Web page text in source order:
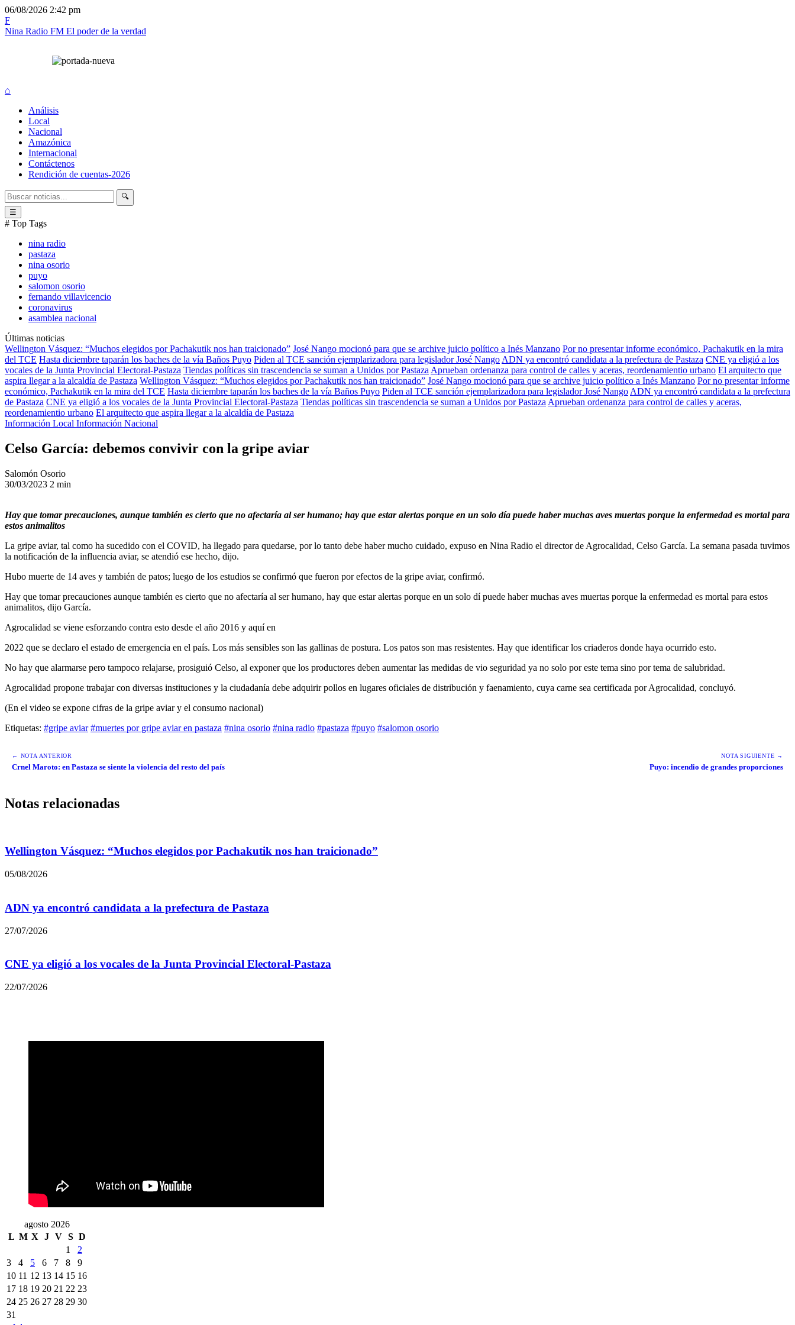
06/08/2026 2:42 pm
F
Nina Radio FM El poder de la verdad
⌂
Análisis
Local
Nacional
Amazónica
Internacional
Contáctenos
Rendición de cuentas-2026
🔍
☰
# Top Tags
nina radio
pastaza
nina osorio
puyo
salomon osorio
fernando villavicencio
coronavirus
asamblea nacional
Últimas noticias
Wellington Vásquez: “Muchos elegidos por Pachakutik nos han traicionado” José Nango mocionó para que se archive juicio político a Inés Manzano Por no presentar informe económico, Pachakutik en la mira
del TCE Hasta diciembre taparán los baches de la vía Baños Puyo Piden al TCE sanción ejemplarizadora para legislador José Nango ADN ya encontró candidata a la prefectura de Pastaza CNE ya eligió a los
vocales de la Junta Provincial Electoral-Pastaza Tiendas políticas sin trascendencia se suman a Unidos por Pastaza Aprueban ordenanza para control de calles y aceras, reordenamientio urbano El arquitecto que
aspira llegar a la alcaldía de Pastaza Wellington Vásquez: “Muchos elegidos por Pachakutik nos han traicionado” José Nango mocionó para que se archive juicio político a Inés Manzano Por no presentar informe
económico, Pachakutik en la mira del TCE Hasta diciembre taparán los baches de la vía Baños Puyo Piden al TCE sanción ejemplarizadora para legislador José Nango ADN ya encontró candidata a la prefectura
de Pastaza CNE ya eligió a los vocales de la Junta Provincial Electoral-Pastaza Tiendas políticas sin trascendencia se suman a Unidos por Pastaza Aprueban ordenanza para control de calles y aceras,
reordenamientio urbano El arquitecto que aspira llegar a la alcaldía de Pastaza
Información Local Información Nacional
Celso García: debemos convivir con la gripe aviar
Salomón Osorio
30/03/2023 2 min
Hay que tomar precauciones, aunque también es cierto que no afectaría al ser humano; hay que estar alertas porque en un solo día puede haber muchas aves muertas porque la enfermedad es mortal para
estos animalitos
La gripe aviar, tal como ha sucedido con el COVID, ha llegado para quedarse, por lo tanto debe haber mucho cuidado, expuso en Nina Radio el director de Agrocalidad, Celso García. La semana pasada tuvimos
la notificación de la influencia aviar, se atendió ese hecho, dijo.
Hubo muerte de 14 aves y también de patos; luego de los estudios se confirmó que fueron por efectos de la gripe aviar, confirmó.
Hay que tomar precauciones aunque también es cierto que no afectaría al ser humano, hay que estar alertas porque en un solo dí puede haber muchas aves muertas porque la enfermedad es mortal para estos
animalitos, dijo García.
Agrocalidad se viene esforzando contra esto desde el año 2016 y aquí en
2022 que se declaro el estado de emergencia en el país. Los más sensibles son las gallinas de postura. Los patos son mas resistentes. Hay que identificar los criaderos donde haya ocurrido esto.
No hay que alarmarse pero tampoco relajarse, prosiguió Celso, al exponer que los productores deben aumentar las medidas de vio seguridad ya no solo por este tema sino por tema de salubridad.
Agrocalidad propone trabajar con diversas instituciones y la ciudadanía debe adquirir pollos en lugares oficiales de distribución y faenamiento, cuya carne sea certificada por Agrocalidad, concluyó.
(En el video se expone cifras de la gripe aviar y el consumo nacional)
Etiquetas: #gripe aviar #muertes por gripe aviar en pastaza #nina osorio #nina radio #pastaza #puyo #salomon osorio
← NOTA ANTERIOR
Crnel Maroto: en Pastaza se siente la violencia del resto del país
NOTA SIGUIENTE →
Puyo: incendio de grandes proporciones
Notas relacionadas
Wellington Vásquez: “Muchos elegidos por Pachakutik nos han traicionado”
05/08/2026
ADN ya encontró candidata a la prefectura de Pastaza
27/07/2026
CNE ya eligió a los vocales de la Junta Provincial Electoral-Pastaza
22/07/2026
agosto 2026
L M X J V S D
1
2
3
4 5 6 7 8
9
10 11 12 13 14 15 16
17 18 19 20 21 22 23
24 25 26 27 28 29 30
31